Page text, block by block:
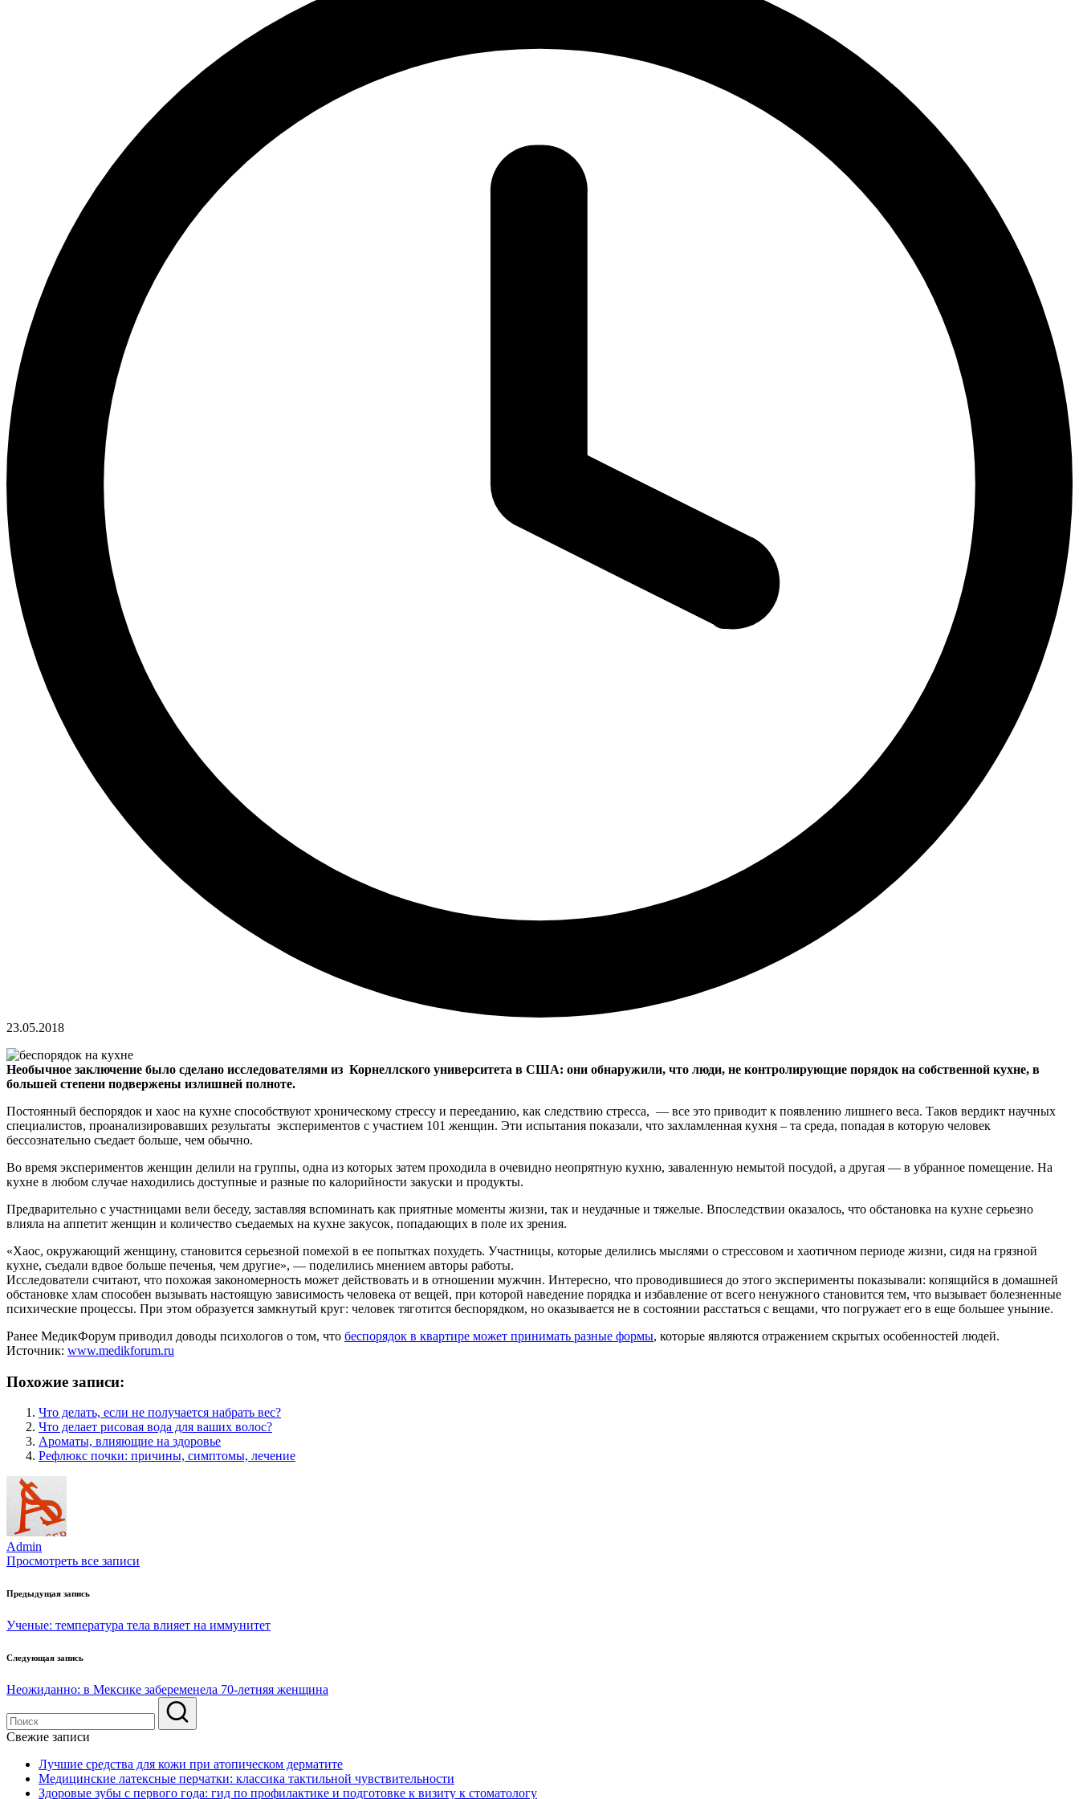
23.05.2018
Необычное заключение было сделано исследователями из Корнеллского университета в США: они обнаружили, что люди, не контролирующие порядок на собственной кухне, в
большей степени подвержены излишней полноте.
Постоянный беспорядок и хаос на кухне способствуют хроническому стрессу и перееданию, как следствию стресса, — все это приводит к появлению лишнего веса. Таков вердикт научных
специалистов, проанализировавших результаты экспериментов с участием 101 женщин. Эти испытания показали, что захламленная кухня – та среда, попадая в которую человек
бессознательно съедает больше, чем обычно.
Во время экспериментов женщин делили на группы, одна из которых затем проходила в очевидно неопрятную кухню, заваленную немытой посудой, а другая — в убранное помещение. На
кухне в любом случае находились доступные и разные по калорийности закуски и продукты.
Предварительно с участницами вели беседу, заставляя вспоминать как приятные моменты жизни, так и неудачные и тяжелые. Впоследствии оказалось, что обстановка на кухне серьезно
влияла на аппетит женщин и количество съедаемых на кухне закусок, попадающих в поле их зрения.
«Хаос, окружающий женщину, становится серьезной помехой в ее попытках похудеть. Участницы, которые делились мыслями о стрессовом и хаотичном периоде жизни, сидя на грязной
кухне, съедали вдвое больше печенья, чем другие», — поделились мнением авторы работы.
Исследователи считают, что похожая закономерность может действовать и в отношении мужчин. Интересно, что проводившиеся до этого эксперименты показывали: копящийся в домашней
обстановке хлам способен вызывать настоящую зависимость человека от вещей, при которой наведение порядка и избавление от всего ненужного становится тем, что вызывает болезненные
психические процессы. При этом образуется замкнутый круг: человек тяготится беспорядком, но оказывается не в состоянии расстаться с вещами, что погружает его в еще большее уныние.
Ранее МедикФорум приводил доводы психологов о том, что беспорядок в квартире может принимать разные формы, которые являются отражением скрытых особенностей людей.
Источник: www.medikforum.ru
Похожие записи:
Что делать, если не получается набрать вес?
Что делает рисовая вода для ваших волос?
Ароматы, влияющие на здоровье
Рефлюкс почки: причины, симптомы, лечение
Admin
Просмотреть все записи
Навигация
по
Предыдущая запись
Ученые: температура тела влияет на иммунитет
Следующая запись
Неожиданно: в Мексике забеременела 70-летняя женщина
Свежие записи
Лучшие средства для кожи при атопическом дерматите
Медицинские латексные перчатки: классика тактильной чувствительности
Здоровые зубы с первого года: гид по профилактике и подготовке к визиту к стоматологу